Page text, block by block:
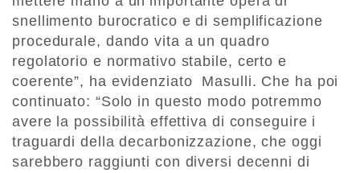
snellimento burocratico e di semplificazione
procedurale, dando vita a un quadro
regolatorio e normativo stabile, certo e
coerente”, ha evidenziato Masulli. Che ha poi
continuato: “Solo in questo modo potremmo
avere la possibilità effettiva di conseguire i
traguardi della decarbonizzazione, che oggi
sarebbero raggiunti con diversi decenni di